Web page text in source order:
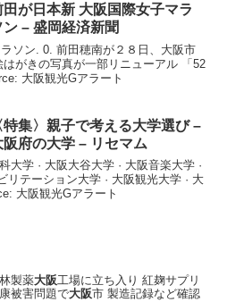
田が日本新 大阪 国際女子マラ
ン – 盛岡経済新聞
ソン. 0. 前田穂南が２８日、大阪市
がきの写真が一部リニューアル 「52
大阪観光Gアラート
特集〉親子で考える大学選び –
阪府の大学 – リセマム
大学 · 大阪大谷大学 · 大阪音楽大学 ·
リテーション大学 · 大阪観光大学 · 大
大阪観光Gアラート
製薬大阪工場に立ち入り 紅麹サプリ
被害問題で大阪市 製造記録など確認